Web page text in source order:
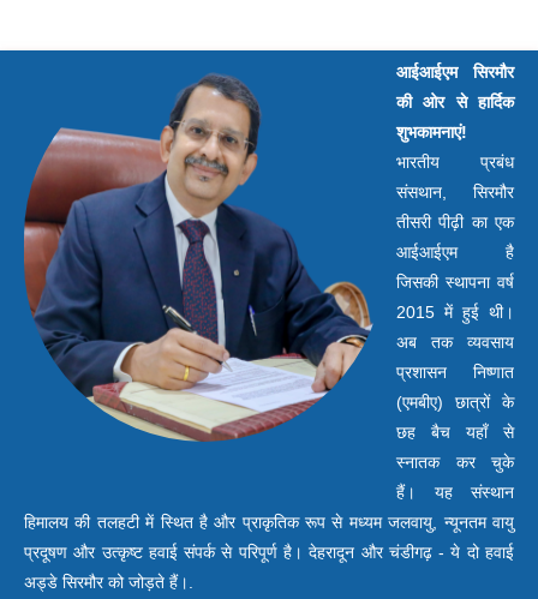
आईआईएम सिरमौर
की ओर से हार्दिक
शुभकामनाएं!
भारतीय प्रबंध
संसथान, सिरमौर
तीसरी पीढ़ी का एक
आईआईएम है
जिसकी स्थापना वर्ष
2015 में हुई थी।
अब तक व्यवसाय
प्रशासन निष्णात
(एमबीए) छात्रों के
छह बैच यहाँ से
स्नातक कर चुके
हैं। यह संस्थान
हिमालय की तलहटी में स्थित है और प्राकृतिक रूप से मध्यम जलवायु, न्यूनतम वायु
प्रदूषण और उत्कृष्ट हवाई संपर्क से परिपूर्ण है। देहरादून और चंडीगढ़ - ये दो हवाई
अड्डे सिरमौर को जोड़ते हैं।.